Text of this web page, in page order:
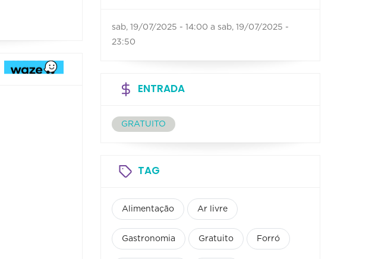
sab, 19/07/2025 - 14:00 a sab, 19/07/2025 -
23:50
ENTRADA
GRATUITO
TAG
Alimentação Ar livre
Gastronomia Gratuito Forró